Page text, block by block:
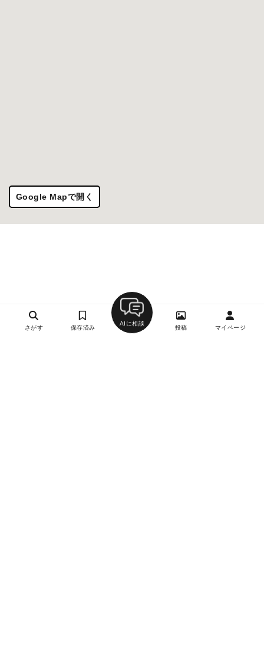
Google Mapで開く
さがす 保存済み
AIに相談
投稿 マイページ